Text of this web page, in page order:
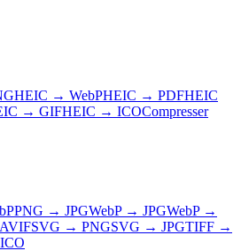
HEIC → WebPHEIC → PDFHEIC
→ GIFHEIC → ICOCompresser
PNG → JPGWebP → JPGWebP →
SVG → PNGSVG → JPGTIFF →